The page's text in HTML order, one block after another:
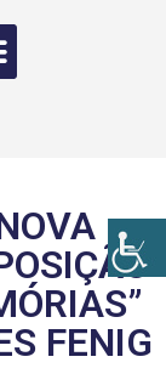
FENIG